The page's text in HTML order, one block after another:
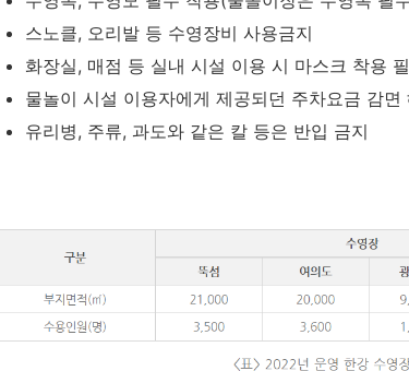
스노클, 오리발 등 수영장비 사용금지
화장실, 매점 등 실내 시설 이용 시 마스크 착용
물놀이 시설 이용자에게 제공되던 주차요금 감면
유리병, 주류, 과도와 같은 칼 등은 반입 금지